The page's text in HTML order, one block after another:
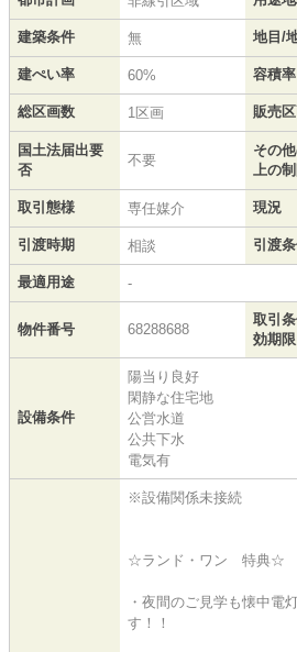
建築条件 無 地目/
建ぺい率 60% 容積率
総区画数 1区画 販売
国土法届出要
否
不要
その
上の
取引態様 専任媒介 現況
引渡時期 相談 引渡
最適用途 -
物件番号 68288688
取引
効期限
設備条件
陽当り良好
閑静な住宅地
公営水道
公共下水
電気有
※設備関係未接続
☆ランド・ワン 特典☆
・夜間のご見学も懐中電
す！！